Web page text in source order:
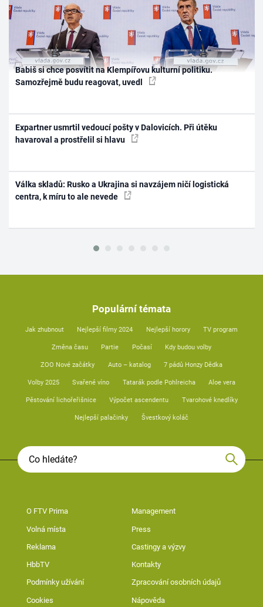
Babiš si chce posvítit na Klempířovu kulturní politiku.
Samozřejmě budu reagovat, uvedl
Expartner usmrtil vedoucí pošty v Dalovicích. Při útěku
havaroval a prostřelil si hlavu
Válka skladů: Rusko a Ukrajina si navzájem ničí logistická
centra, k míru to ale nevede
Populární témata
Jak zhubnout Nejlepší filmy 2024 Nejlepší horory TV program
Změna času Partie Počasí Kdy budou volby
ZOO Nové začátky Auto – katalog 7 pádů Honzy Dědka
Volby 2025 Svařené víno Tatarák podle Pohlreicha Aloe vera
Pěstování lichořeřišnice Výpočet ascendentu Tvarohové knedlíky
Nejlepší palačinky Švestkový koláč
O FTV Prima Management
Volná místa Press
Reklama Castingy a výzvy
HbbTV Kontakty
Podmínky užívání Zpracování osobních údajů
Cookies Nápověda